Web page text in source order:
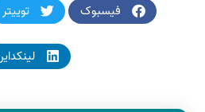
فیسبوک
توییتر